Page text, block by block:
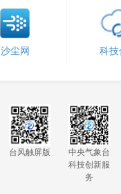
沙尘网 科
台风触屏版
中央气象台
科技创新服
务